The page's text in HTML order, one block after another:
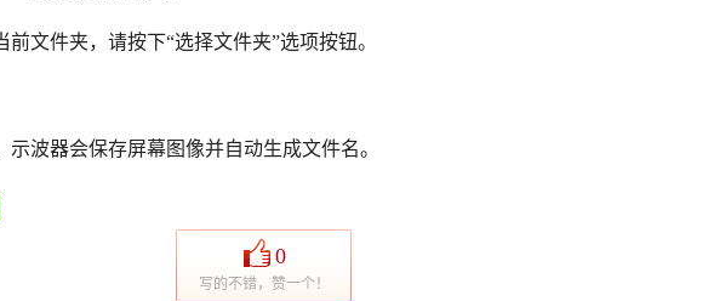
文件夹，请按下“选择文件夹”选项按钮。
波器会保存屏幕图像并自动生成文件名。
0
写的不错，赞一个！